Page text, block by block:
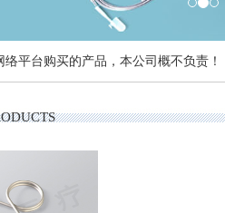
平台购买的产品，本公司概不负责！